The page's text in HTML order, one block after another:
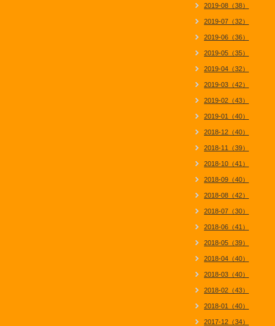
2019-08（38）
2019-07（32）
2019-06（36）
2019-05（35）
2019-04（32）
2019-03（42）
2019-02（43）
2019-01（40）
2018-12（40）
2018-11（39）
2018-10（41）
2018-09（40）
2018-08（42）
2018-07（30）
2018-06（41）
2018-05（39）
2018-04（40）
2018-03（40）
2018-02（43）
2018-01（40）
2017-12（34）